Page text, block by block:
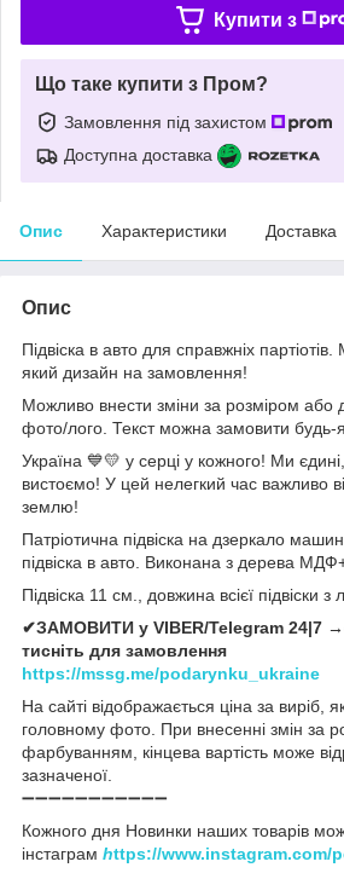
Купити з
Що таке купити з Пром?
Замовлення під захистом
Доступна доставка
Опис Характеристики Доставка
Опис
Підвіска в авто для справжніх
який дизайн на замовлення!
Можливо внести зміни за розміром або
фото/лого. Текст можна замовити будь-
Україна 💙💛 у серці у кожного! Ми
вистоємо! У цей нелегкий час важливо
землю!
Патріотична підвіска на дзеркало
підвіска в авто. Виконана з дерева
Підвіска 11 см., довжина всієї підвіски
✔ЗАМОВИТИ у VIBER/Telegram 24|7
тисніть для замовлення
https://mssg.me/podarynku_ukraine
На сайті відображається ціна за виріб,
головному фото. При внесенні змін за
фарбуванням, кінцева вартість може
зазначеної.
➖➖➖➖➖➖➖➖➖➖➖
Кожного дня Новинки наших товарів
інстаграм https://www.instagram.com/